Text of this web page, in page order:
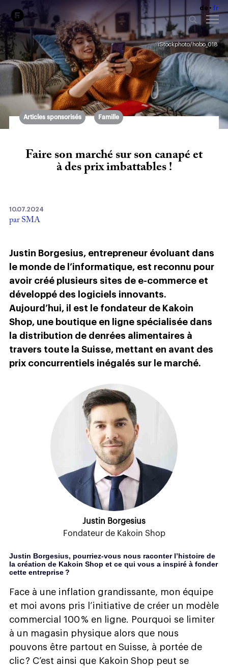
de fr
iStockphoto/hobo_018
Articles sponsorisés Famille
Faire son marché sur son canapé et
à des prix imbattables !
10.07.2024
par SMA
Justin Borgesius, entrepreneur évoluant dans
le monde de l’informatique, est reconnu pour
avoir créé plusieurs sites de e-commerce et
développé des logiciels innovants.
Aujourd’hui, il est le fondateur de Kakoin
Shop, une boutique en ligne spécialisée dans
la distribution de denrées alimentaires à
travers toute la Suisse, mettant en avant des
prix concurrentiels inégalés sur le marché.
Justin Borgesius
Fondateur de Kakoin Shop
Justin Borgesius, pourriez-vous nous raconter l’histoire de
la création de Kakoin Shop et ce qui vous a inspiré à fonder
cette entreprise ?
Face à une inflation grandissante, mon équipe
et moi avons pris l’initiative de créer un modèle
commercial 100 % en ligne. Pourquoi se limiter
à un magasin physique alors que nous
pouvons être partout en Suisse, à portée de
clic ? C’est ainsi que Kakoin Shop peut se